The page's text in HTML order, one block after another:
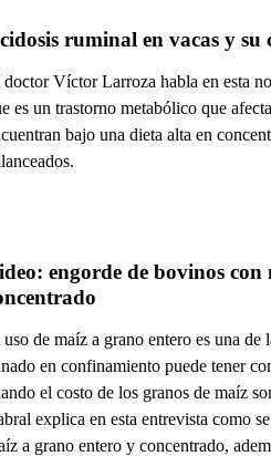
ruminal en vacas y su
Víctor Larroza habla en esta
es un trastorno metabólico que
bajo una dieta alta en
engorde de bovinos
de maíz a grano entero es una de
en confinamiento puede tener
el costo de los granos de maíz
explica en esta entrevista como
a grano entero y concentrado,